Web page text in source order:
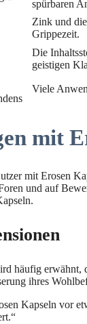
spürbaren
Zink und
Grippezeit.
Die
geistigen
Viele
mit
mit Erosen
und auf
häufig erwähnt,
ihres
Kapseln vor